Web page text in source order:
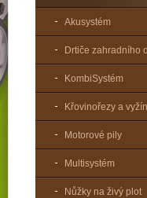
Akusystém
Drtiče zahradního
KombiSystém
Křovinořezy a
Motorové pily
Multisystém
Nůžky na živý plot